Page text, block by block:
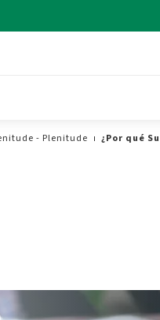
- Plenitude ¿Por qué